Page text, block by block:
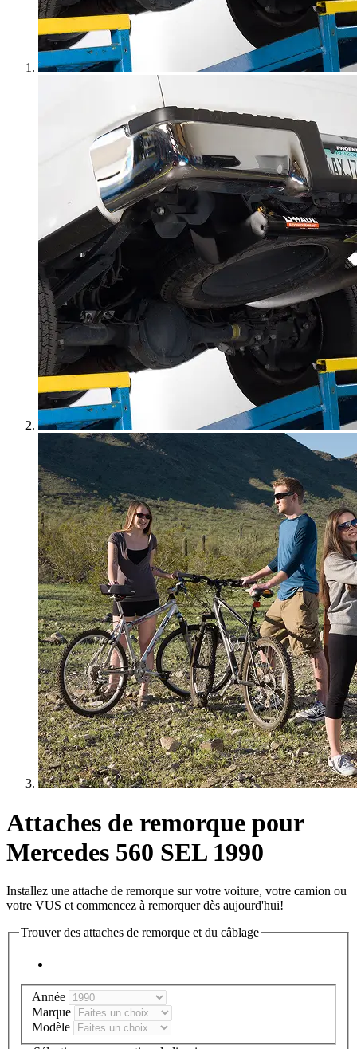
Attaches de remorque pour
Mercedes 560 SEL 1990
Installez une attache de remorque sur votre voiture, votre camion ou
votre VUS et commencez à remorquer dès aujourd'hui!
Trouver des attaches de remorque et du câblage
Année
Marque
Modèle